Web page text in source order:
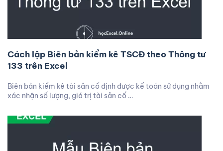
Cách lập Biên bản kiểm kê TSCĐ theo Thông tư
133 trên Excel
Biên bản kiểm kê tài sản cố định được kế toán sử dụng nhằm
xác nhận số lượng, giá trị tài sản cố …